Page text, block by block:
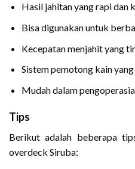
Hasil jahitan yang rapi dan
Bisa digunakan untuk
Kecepatan menjahit yang
Sistem pemotong kain
Mudah dalam
Tips
Berikut adalah beberapa
overdeck Siruba: